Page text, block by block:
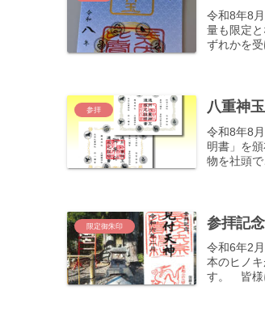
令和8年8
量も限定
ずれかを
参拝 八重神
令和8年8
明書」を
物を社頭
限定御朱印 参拝記
令和6年2
本のヒノ
す。 皆様